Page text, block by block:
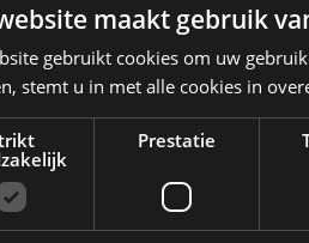
maakt gebruik
gebruikt cookies om uw
stemt u in met alle cookies in
Prestatie